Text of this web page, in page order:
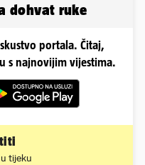
dohvat ruke
portala. Čitaj,
s najnovijim vijestima.
tijeku